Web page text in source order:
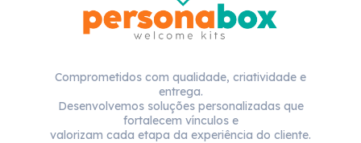
Comprometidos com qualidade, criatividade e
entrega.
Desenvolvemos soluções personalizadas que
fortalecem vínculos e
valorizam cada etapa da experiência do cliente.